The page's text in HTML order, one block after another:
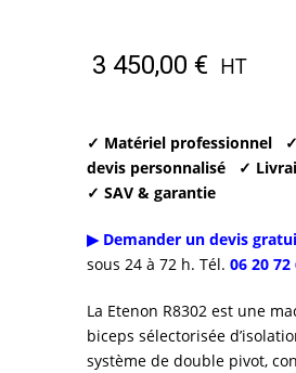
3 450,00 € HT
✓ Matériel professionnel
devis personnalisé
✓
✓ SAV & garantie
▶ Demander un devis
sous 24 à 72 h. Tél. 06 20 72
La Etenon R8302 est une
biceps sélectorisée
système de double pivot,